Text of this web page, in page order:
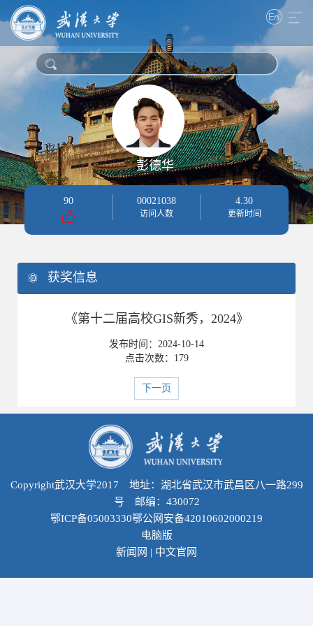
彭德华
90 00021038
访问人数
4.30
更新时间
获奖信息
《第十二届高校GIS新秀，2024》
发布时间： 2024-10-14
点击次数： 179
下一页
Copyright武汉大学2017 地址：湖北省武汉市武昌区八一路299
号 邮编：430072
鄂ICP备05003330鄂公网安备42010602000219
电脑版
新闻网 | 中文官网